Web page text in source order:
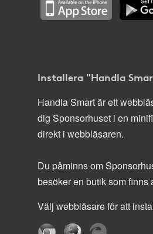
Installera "Handla
Handla Smart är ett
dig Sponsorhuset i en
direkt i webbläsaren.
Du påminns om
besöker en butik som finns
Välj webbläsare för att